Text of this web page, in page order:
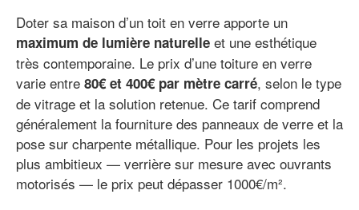
Doter sa maison d’un toit en verre apporte un
maximum de lumière naturelle et une esthétique
très contemporaine. Le prix d’une toiture en verre
varie entre 80€ et 400€ par mètre carré, selon le type
de vitrage et la solution retenue. Ce tarif comprend
généralement la fourniture des panneaux de verre et la
pose sur charpente métallique. Pour les projets les
plus ambitieux — verrière sur mesure avec ouvrants
motorisés — le prix peut dépasser 1000€/m².